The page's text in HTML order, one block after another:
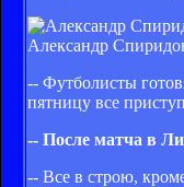
Александр
-- Футболисты
пятницу все
-- После матча в
-- Все в строю,